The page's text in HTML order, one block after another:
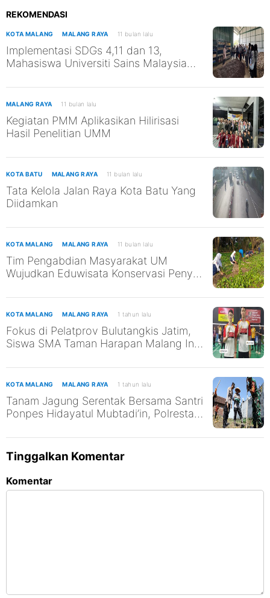
REKOMENDASI
KOTA MALANG MALANG RAYA 11 bulan lalu
Implementasi SDGs 4,11 dan 13,
Mahasiswa Universiti Sains Malaysia
MALANG RAYA 11 bulan lalu
Kegiatan PMM Aplikasikan Hilirisasi
Hasil Penelitian UMM
KOTA BATU MALANG RAYA 11 bulan lalu
Tata Kelola Jalan Raya Kota Batu Yang
Diidamkan
KOTA MALANG MALANG RAYA 11 bulan lalu
Tim Pengabdian Masyarakat UM
Wujudkan Eduwisata Konservasi Penyu
SDGs ke-13 dan ke-14
KOTA MALANG MALANG RAYA 1 tahun lalu
Fokus di Pelatprov Bulutangkis Jatim,
Siswa SMA Taman Harapan Malang Ini
KOTA MALANG MALANG RAYA 1 tahun lalu
Tanam Jagung Serentak Bersama Santri
Ponpes Hidayatul Mubtadi’in, Polresta
Pangan Nasional
Tinggalkan Komentar
Komentar